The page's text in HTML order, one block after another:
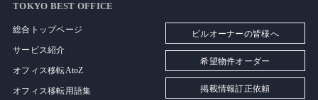
TOKYO BEST OFFICE
総合トップページ
サービス紹介
オフィス移転AtoZ
オフィス移転用語集
ビルオーナーの皆様へ
希望物件オーダー
掲載情報訂正依頼